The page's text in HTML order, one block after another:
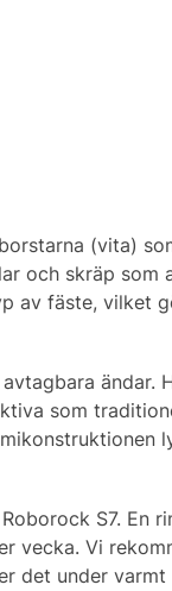
(vita)
och skräp som
av fäste, vilket
ändar.
som
S7. En
vecka. Vi
det under